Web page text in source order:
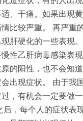
、干痛。如果出现
比较严重。 再严重
肝硬化的一些表现
性乙肝病毒感染表
的阳性，也不会知
出现症状。 由于我
，有机会一定要做
，每个人的症状表